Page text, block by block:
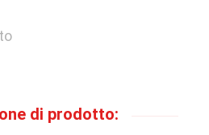
di prodotto: